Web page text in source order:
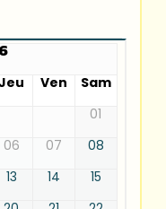
Ven
Sam
01
06 07
08
13 14
15